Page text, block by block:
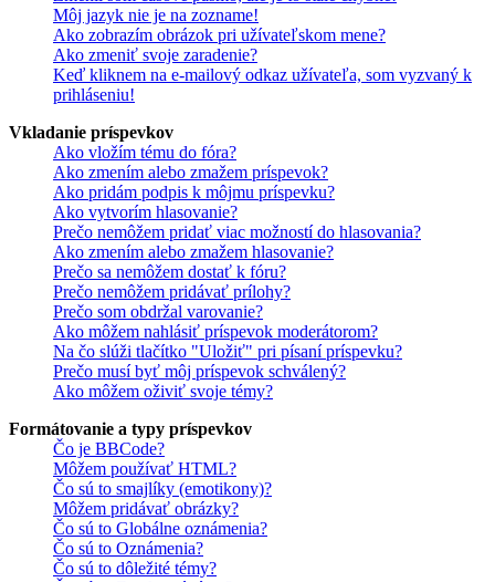
Môj jazyk nie je na zozname!
Ako zobrazím obrázok pri užívateľskom mene?
Ako zmeniť svoje zaradenie?
Keď kliknem na e-mailový odkaz užívateľa, som vyzvaný k
prihláseniu!
Vkladanie príspevkov
Ako vložím tému do fóra?
Ako zmením alebo zmažem príspevok?
Ako pridám podpis k môjmu príspevku?
Ako vytvorím hlasovanie?
Prečo nemôžem pridať viac možností do hlasovania?
Ako zmením alebo zmažem hlasovanie?
Prečo sa nemôžem dostať k fóru?
Prečo nemôžem pridávať prílohy?
Prečo som obdržal varovanie?
Ako môžem nahlásiť príspevok moderátorom?
Na čo slúži tlačítko "Uložiť" pri písaní príspevku?
Prečo musí byť môj príspevok schválený?
Ako môžem oživiť svoje témy?
Formátovanie a typy príspevkov
Čo je BBCode?
Môžem používať HTML?
Čo sú to smajlíky (emotikony)?
Môžem pridávať obrázky?
Čo sú to Globálne oznámenia?
Čo sú to Oznámenia?
Čo sú to dôležité témy?